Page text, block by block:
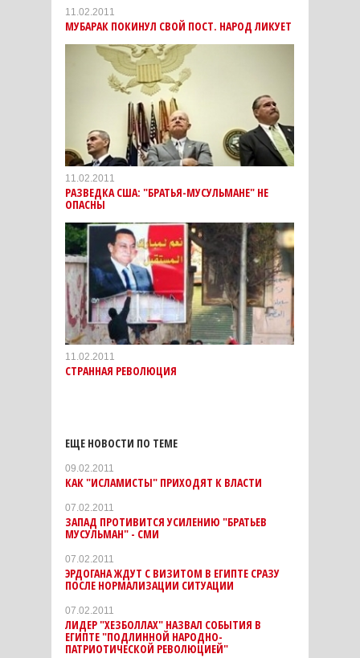
11.02.2011
МУБАРАК ПОКИНУЛ СВОЙ ПОСТ. НАРОД ЛИКУЕТ
11.02.2011
РАЗВЕДКА США: "БРАТЬЯ-МУСУЛЬМАНЕ" НЕ
ОПАСНЫ
11.02.2011
СТРАННАЯ РЕВОЛЮЦИЯ
ЕЩЕ НОВОСТИ ПО ТЕМЕ
09.02.2011
КАК "ИСЛАМИСТЫ" ПРИХОДЯТ К ВЛАСТИ
07.02.2011
ЗАПАД ПРОТИВИТСЯ УСИЛЕНИЮ "БРАТЬЕВ
МУСУЛЬМАН" - СМИ
07.02.2011
ЭРДОГАНА ЖДУТ С ВИЗИТОМ В ЕГИПТЕ СРАЗУ
ПОСЛЕ НОРМАЛИЗАЦИИ СИТУАЦИИ
07.02.2011
ЛИДЕР "ХЕЗБОЛЛАХ" НАЗВАЛ СОБЫТИЯ В
ЕГИПТЕ "ПОДЛИННОЙ НАРОДНО-
ПАТРИОТИЧЕСКОЙ РЕВОЛЮЦИЕЙ"